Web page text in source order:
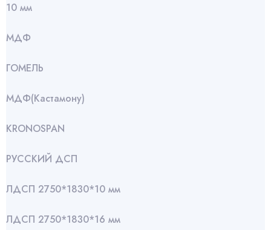
10 мм
МДФ
ГОМЕЛЬ
МДФ(Кастамону)
KRONOSPAN
РУССКИЙ ДСП
ЛДСП 2750*1830*10 мм
ЛДСП 2750*1830*16 мм